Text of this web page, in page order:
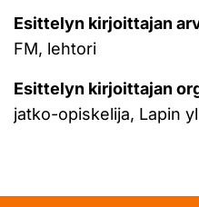
Esittelyn kirjoittajan
FM, lehtori
Esittelyn kirjoittajan
jatko-opiskelija, Lapin